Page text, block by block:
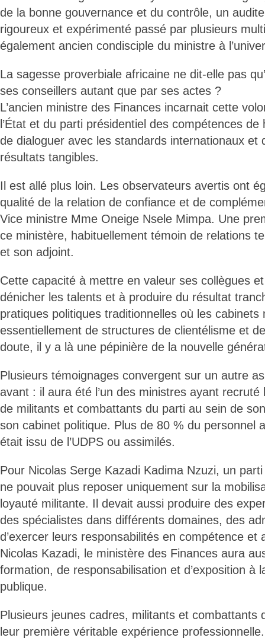
de la bonne gouvernance et du contrôle, un
rigoureux et expérimenté passé par plusieurs
également ancien condisciple du ministre à
La sagesse proverbiale africaine ne dit-elle pas
ses conseillers autant que par ses actes ?
L’ancien ministre des Finances incarnait cette
l’État et du parti présidentiel des compétences
de dialoguer avec les standards internationaux et
résultats tangibles.
Il est allé plus loin. Les observateurs avertis ont
qualité de la relation de confiance et de
Vice ministre Mme Oneige Nsele Mimpa. Une
ce ministère, habituellement témoin de relations
et son adjoint.
Cette capacité à mettre en valeur ses collègues
dénicher les talents et à produire du résultat
pratiques politiques traditionnelles où les cabinets
essentiellement de structures de clientélisme et
doute, il y a là une pépinière de la nouvelle
Plusieurs témoignages convergent sur un autre
avant : il aura été l’un des ministres ayant
de militants et combattants du parti au sein de
son cabinet politique. Plus de 80 % du personnel
était issu de l’UDPS ou assimilés.
Pour Nicolas Serge Kazadi Kadima Nzuzi, un
ne pouvait plus reposer uniquement sur la
loyauté militante. Il devait aussi produire des
des spécialistes dans différents domaines, des
d’exercer leurs responsabilités en compétence et
Nicolas Kazadi, le ministère des Finances aura
formation, de responsabilisation et d’exposition à
publique.
Plusieurs jeunes cadres, militants et combattants
leur première véritable expérience